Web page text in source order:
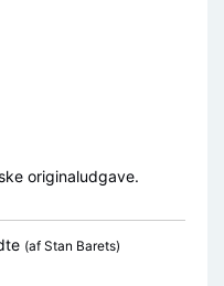
originaludgave.
(af Stan Barets)